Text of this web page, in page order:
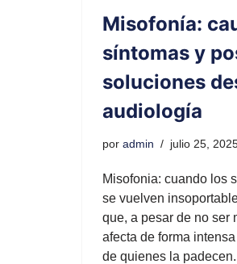
Misofonía:
síntomas y
soluciones
audiología
por admin julio 25,
Misofonia: cuando los
se vuelven
que, a pesar de no ser
afecta de forma
de quienes la